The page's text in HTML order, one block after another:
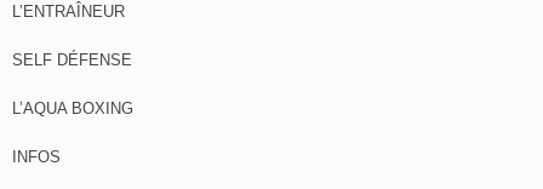
L’ENTRAÎNEUR
SELF DÉFENSE
L’AQUA BOXING
INFOS